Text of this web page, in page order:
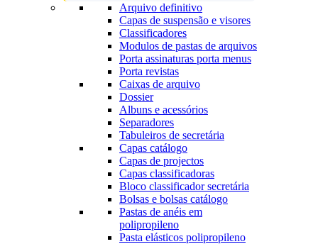
Arquivo definitivo
Capas de suspensão e visores
Classificadores
Modulos de pastas de arquivos
Porta assinaturas porta menus
Porta revistas
Caixas de arquivo
Dossier
Albuns e acessórios
Separadores
Tabuleiros de secretária
Capas catálogo
Capas de projectos
Capas classificadoras
Bloco classificador secretária
Bolsas e bolsas catálogo
Pastas de anéis em
polipropileno
Pasta elásticos polipropileno